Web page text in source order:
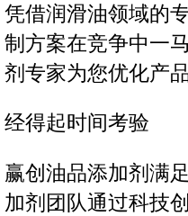
凭借润滑油领域的
制方案在竞争中一
剂专家为您优化产
经得起时间考验
赢创油品添加剂满
加剂团队通过科技